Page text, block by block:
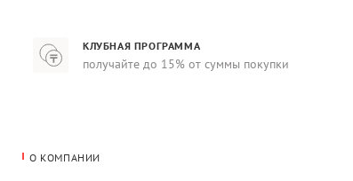
КЛУБНАЯ ПРОГРАММА
получайте до 15% от суммы покупки
О КОМПАНИИ